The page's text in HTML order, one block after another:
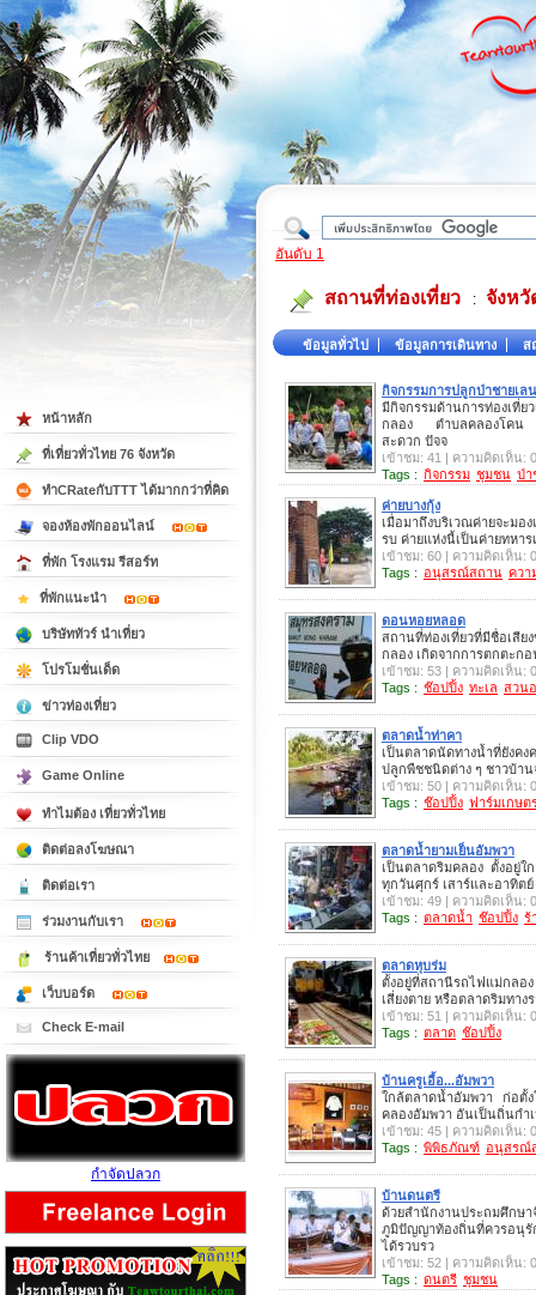
ต้
อันดับ 1
สถานที่ท่องเที่ยว : จังห
ข้อมูลทั่วไป ข้อมูลการเดินทาง ส
กิจกรรมการปลูกป่าชายเล
มีกิจกรรมด้านการท่องเที่ย
กลอง ตำบลคลองโคน ซึ่
สะดวก ปัจจ
เข้าชม: 41 | ความคิดเห็น: 0
Tags : กิจกรรม ชุมชน ป่า
ค่ายบางกุ้ง
เมื่อมาถึงบริเวณค่ายจะมอ
รบ ค่ายแห่งนี้เป็นค่ายทหา
เข้าชม: 60 | ความคิดเห็น: 0
Tags : อนุสรณ์สถาน ควา
ดอนหอยหลอด
สถานที่ท่องเที่ยวที่มีชื่อเสี
กลอง เกิดจากการตกตะก
เข้าชม: 53 | ความคิดเห็น: 0
Tags : ช๊อปปิ้ง ทะเล สวน
ตลาดน้ำท่าคา
เป็นตลาดนัดทางน้ำที่ยังค
ปลูกพืชชนิดต่าง ๆ ชาวบ้าน
เข้าชม: 50 | ความคิดเห็น: 0
Tags : ช๊อปปิ้ง ฟาร์มเกษต
ตลาดน้ำยามเย็นอัมพวา
เป็นตลาดริมคลอง ตั้งอยู่ใ
ทุกวันศุกร์ เสาร์และอาทิตย์
เข้าชม: 49 | ความคิดเห็น: 0
Tags : ตลาดน้ำ ช๊อปปิ้ง ร้
ตลาดหุบร่ม
ตั้งอยู่ที่สถานีรถไฟแม่กลอ
เสี่ยงตาย หรือตลาดริมทา
เข้าชม: 51 | ความคิดเห็น: 0
Tags : ตลาด ช๊อปปิ้ง
บ้านครูเอื้อ...อัมพวา
ใกล้ตลาดน้ำอัมพวา ก่อตั้
คลองอัมพวา อันเป็นถิ่นกำ
เข้าชม: 45 | ความคิดเห็น: 0
Tags : พิพิธภัณฑ์ อนุสรณ์
บ้านดนตรี
ด้วยสำนักงานประถมศึกษ
ภูมิปัญญาท้องถิ่นที่ควรอนุรั
ได้รวบรว
เข้าชม: 52 | ความคิดเห็น: 0
Tags : ดนตรี ชุมชน
หน้าหลัก
ที่เที่ยวทั่วไทย 76 จังหวัด
ทำCRateกับTTT ได้มากกว่าที่คิด
จองห้องพักออนไลน์
ที่พัก โรงแรม รีสอร์ท
ที่พักแนะนำ
บริษัททัวร์ นำเที่ยว
โปรโมชั่นเด็ด
ข่าวท่องเที่ยว
Clip VDO
Game Online
ทำไมต้อง เที่ยวทั่วไทย
ติดต่อลงโฆษณา
ติดต่อเรา
ร่วมงานกับเรา
ร้านค้าเที่ยวทั่วไทย
เว็บบอร์ด
Check E-mail
กำจัดปลวก